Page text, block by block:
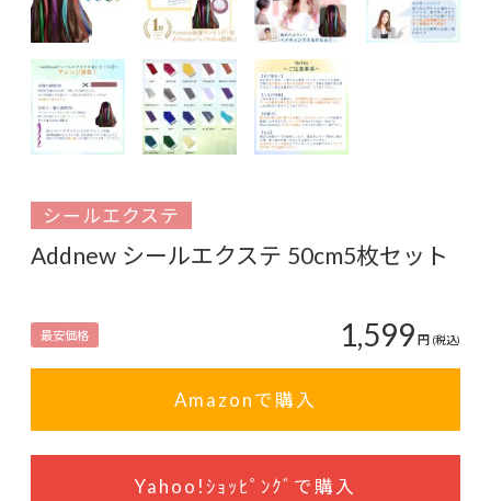
シールエクステ
Addnew シールエクステ 50cm5枚セット
最安価格 1,599円 (税込)
Amazonで購入
Yahoo!ｼｮｯﾋﾟﾝｸﾞで購入